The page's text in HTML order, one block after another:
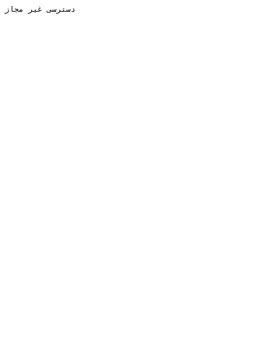
دسترسی غیر مجاز